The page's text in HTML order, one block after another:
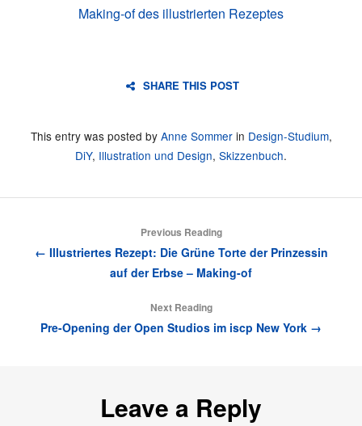
Making-of des illustrierten Rezeptes
SHARE THIS POST
This entry was posted by Anne Sommerin Design-Studium,
DiY, Illustration und Design, Skizzenbuch.
Previous Reading
← Illustriertes Rezept: Die Grüne Torte der Prinzessin
auf der Erbse – Making-of
Next Reading
Pre-Opening der Open Studios im iscp New York →
Leave a Reply